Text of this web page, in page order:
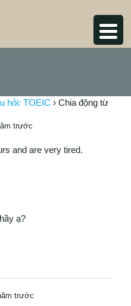
hỏi: TOEIC › Chia động từ
trước
are very tired.
ạ?
trước